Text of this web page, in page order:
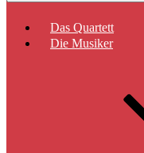
Das Quartett
Die Musiker